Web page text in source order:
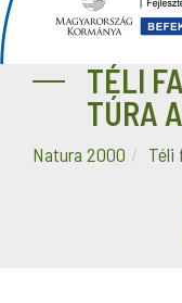
TÉLI
TÚRA
Natura 2000 Téli